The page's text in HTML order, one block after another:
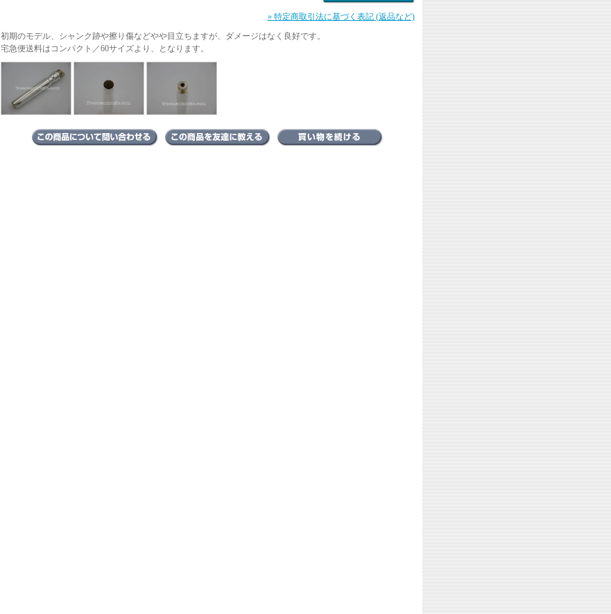
» 特定商取引法に基づく表記 (返品など)
初期のモデル、シャンク跡や擦り傷などやや目立ちますが、ダメージはなく良好です。
宅急便送料はコンパクト／60サイズより、となります。